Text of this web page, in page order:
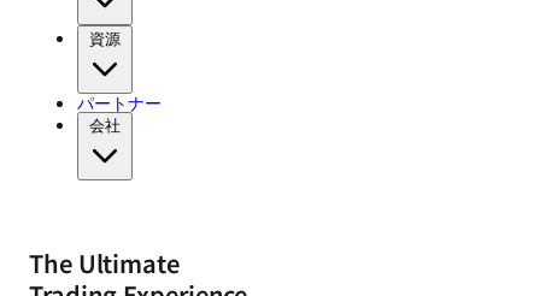
資源
パートナー
会社
The Ultimate